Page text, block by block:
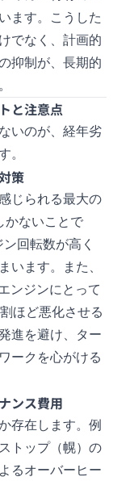
ます。こうした
でなく、計画的
抑制が、長期的
と注意点
いのが、経年劣
。
策
じられる最大の
かないことで
回転数が高く
います。また、
ンジンにとって
ほど悪化させる
進を避け、ター
ークを心がける
ンス費用
存在します。例
トップ（幌）の
るオーバーヒー